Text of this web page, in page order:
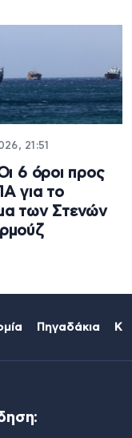
21:51
6 όροι προς
για το
των Στενών
Πηγαδάκια